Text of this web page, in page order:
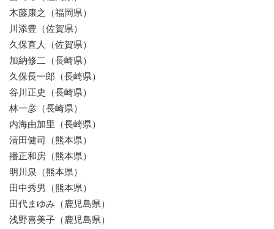
木藤康之（福岡県）
川添豊（佐賀県）
久保直人（佐賀県）
加納修二（長崎県）
久保長一郎（長崎県）
谷川正史（長崎県）
林一彦（長崎県）
内海由加里（長崎県）
清田健司（熊本県）
播正和房（熊本県）
明川泉（熊本県）
田中秀男（熊本県）
田代まゆみ（鹿児島県）
浅野喜美子（鹿児島県）